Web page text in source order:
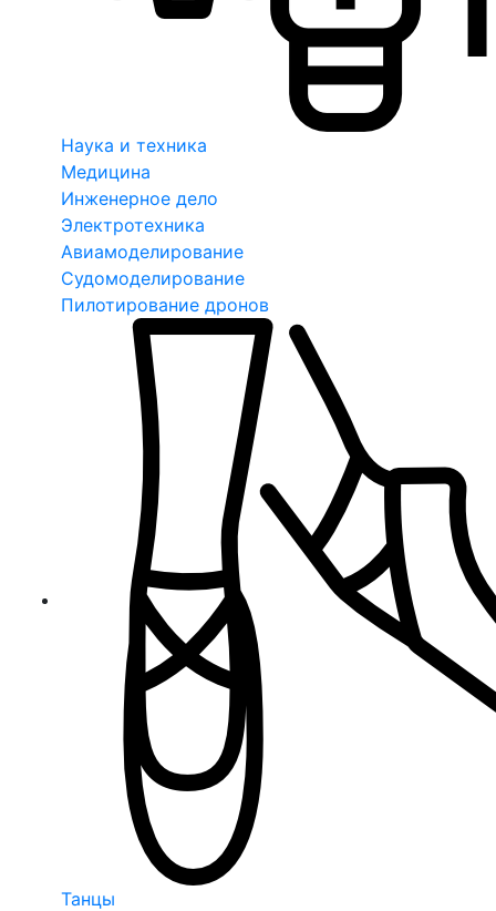
Наука и техника
Медицина
Инженерное дело
Электротехника
Авиамоделирование
Судомоделирование
Пилотирование дронов
Танцы